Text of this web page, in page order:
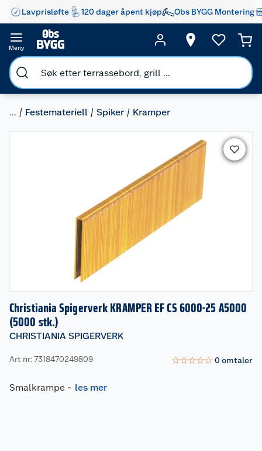
Lavprisløfte 120 dager åpent kjøp Obs BYGG Montering
Meny
... Festemateriell Spiker Kramper
Christiania Spigerverk KRAMPER EF CS 6000-25 A5000
(5000 stk.)
CHRISTIANIA SPIGERVERK
Art nr: 7318470249809 ☆☆☆☆☆ 0omtaler
Smalkrampe - les mer